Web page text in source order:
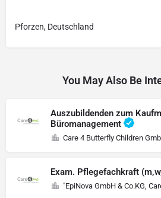
Pforzen, Deutschland
You May Also Be
Auszubildenden zum
Büromanagement
Care 4 Butterfly Children
Exam. Pflegefachkraft
"EpiNova GmbH & Co.KG,